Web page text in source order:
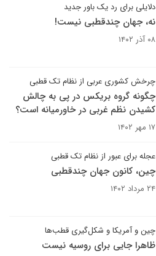
دلایلی برای رد یک باور جدید
نه، جهان چندقطبی نیست!
۰۸ آذر ۱۴۰۲
چرخش کشوری عربی از نظام تک قطبی
چگونه گروه بریکس در پی به چالش
کشیدن نظم غربی در خاورمیانه است؟
۱۷ مهر ۱۴۰۲
عجله برای عبور از نظام تک قطبی
چین، کانون جهان چندقطبی
۲۴ مرداد ۱۴۰۲
چین و آمریکا و شکل‌گیری قطب‌ها
ظاهرا جایی برای روسیه نیست